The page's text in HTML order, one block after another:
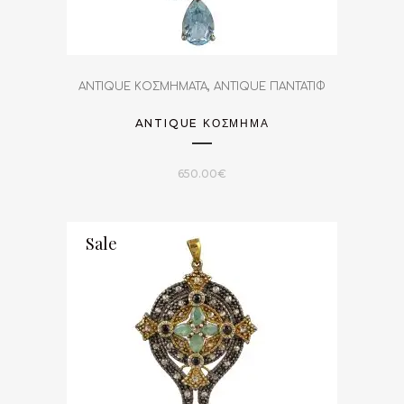
ANTIQUE ΚΟΣΜΗΜΑΤΑ, ANTIQUE ΠΑΝΤΑΤΙΦ
ANTIQUE ΚΌΣΜΗΜΑ
650.00€
Sale